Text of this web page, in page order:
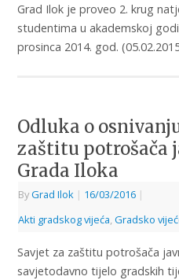
Grad Ilok je proveo 2. krug
studentima u akademskoj
prosinca 2014. god.
Odluka o
zaštitu potrošača
Grada Iloka
ByGrad Ilok | 16/03/2016 |
Akti gradskog vijeća, Gradsko
Savjet za zaštitu potrošača
savjetodavno tijelo gradskih